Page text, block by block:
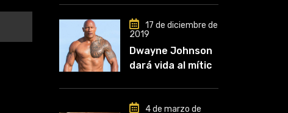
que comencé a
entrenar, jugó un
papel clave en mi
carrera»
17 de diciembre de
2019
Dwayne Johnson
dará vida al mítico
4 de marzo de